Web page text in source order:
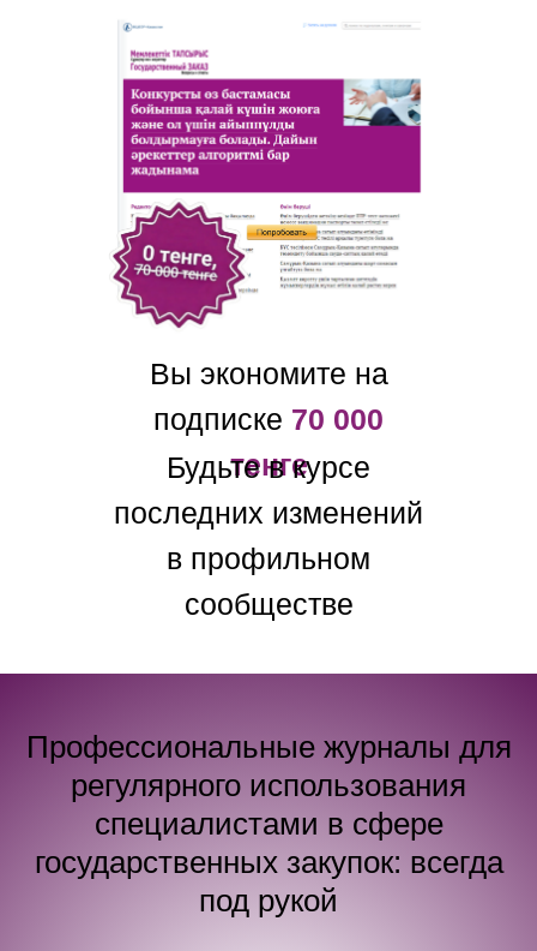
Вы экономите на
подписке 70 000
тенге
Будьте в курсе
последних изменений
в профильном
сообществе
Профессиональные журналы для
регулярного использования
специалистами в сфере
государственных закупок: всегда
под рукой